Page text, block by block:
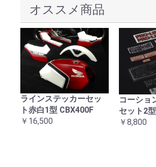
オススメ商品
ラインステッカーセッ
ト赤白1型 CBX400F
￥16,500
コーショ
セット2
￥8,800